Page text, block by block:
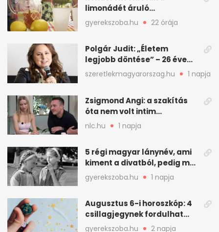
limonádét áruló
kiskamaszokra zsebpénzért
gyerekszoba.hu 22 órája
Polgár Judit: „Életem
legjobb döntése” – 26 éve
férjével ünnepel
szeretlekmagyarorszag.hu 1 napja
Zsigmond Angi: a szakítás
óta nem volt intim
kapcsolata senkivel
nlc.hu 1 napja
5 régi magyar lánynév, ami
kiment a divatból, pedig ma
is szép
gyerekszoba.hu 1 napja
Augusztus 6-i horoszkóp: 4
csillagjegynek fordulhat
nagyot a nap
gyerekszoba.hu 2 napja